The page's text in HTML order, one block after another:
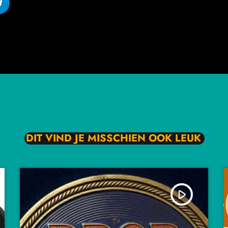
DIT VIND JE MISSCHIEN OOK LEUK
play_arrow